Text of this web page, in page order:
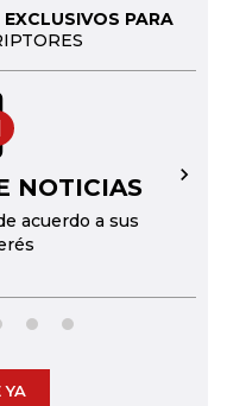
PARA
NOTICIAS
acuerdo a sus
→
YA